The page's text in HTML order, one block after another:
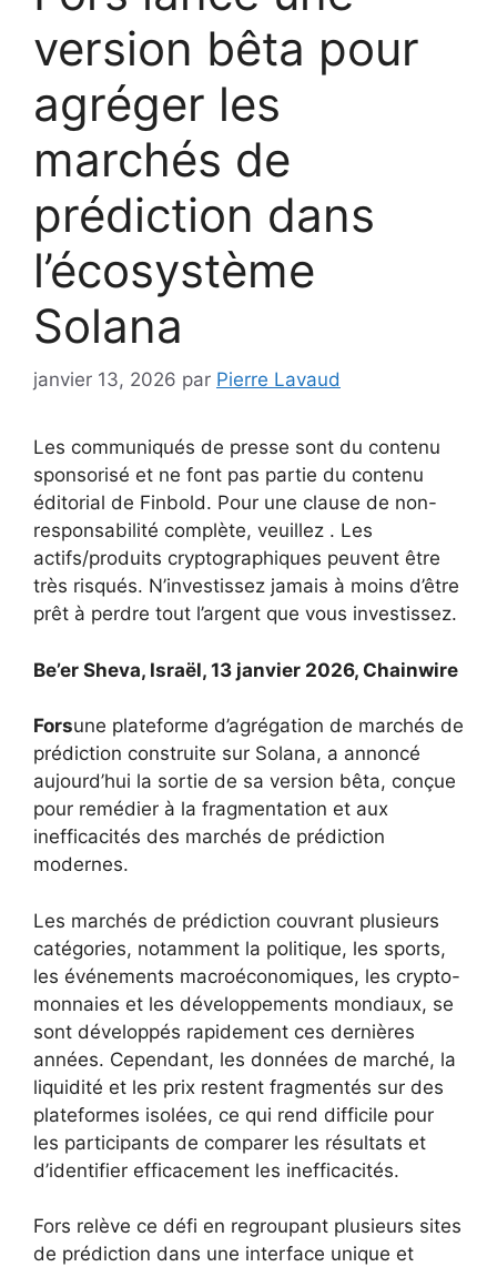
version bêta pour
agréger les
marchés de
prédiction dans
l’écosystème
Solana
janvier 13, 2026 par Pierre Lavaud
Les communiqués de presse sont du contenu
sponsorisé et ne font pas partie du contenu
éditorial de Finbold. Pour une clause de non-
responsabilité complète, veuillez . Les
actifs/produits cryptographiques peuvent être
très risqués. N’investissez jamais à moins d’être
prêt à perdre tout l’argent que vous investissez.
Be’er Sheva, Israël, 13 janvier 2026, Chainwire
Forsune plateforme d’agrégation de marchés de
prédiction construite sur Solana, a annoncé
aujourd’hui la sortie de sa version bêta, conçue
pour remédier à la fragmentation et aux
inefficacités des marchés de prédiction
modernes.
Les marchés de prédiction couvrant plusieurs
catégories, notamment la politique, les sports,
les événements macroéconomiques, les crypto-
monnaies et les développements mondiaux, se
sont développés rapidement ces dernières
années. Cependant, les données de marché, la
liquidité et les prix restent fragmentés sur des
plateformes isolées, ce qui rend difficile pour
les participants de comparer les résultats et
d’identifier efficacement les inefficacités.
Fors relève ce défi en regroupant plusieurs sites
de prédiction dans une interface unique et